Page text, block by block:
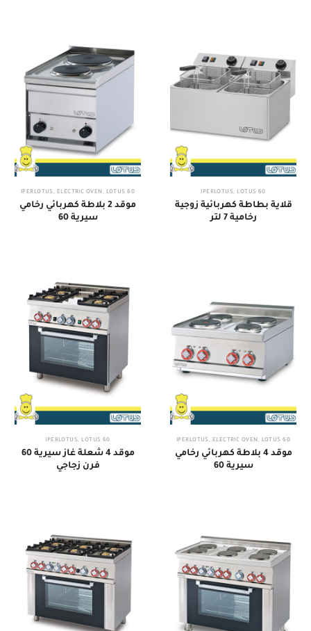
60 IPERLOTUS
, LOTUS
قلاية بطاطة كهربائية زوجية
رخامية 7 لتر
60 IPERLOTUS
, ELECTRIC OVEN, LOTUS
موقد 2 بلاطة كهربائي رخامي
سيرية 60
60 IPERLOTUS
, ELECTRIC OVEN , LOTUS
موقد 4 بلاطة كهربائي رخامي
سيرية 60
60 IPERLOTUS
, LOTUS
موقد 4 شعلة غاز سيرية 60
فرن زجاجي